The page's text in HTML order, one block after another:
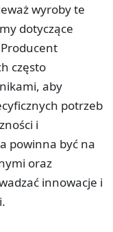
wyroby te
dotyczące
często
aby
potrzeb
i
powinna być na
oraz
innowacje i